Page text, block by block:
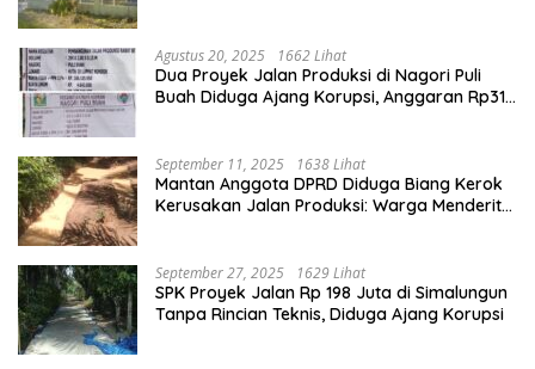
Agustus 20, 2025 1662 Lihat
Dua Proyek Jalan Produksi di Nagori Puli
Buah Diduga Ajang Korupsi, Anggaran Rp314
September 11, 2025 1638 Lihat
Mantan Anggota DPRD Diduga Biang Kerok
Kerusakan Jalan Produksi: Warga Menderita,
September 27, 2025 1629 Lihat
SPK Proyek Jalan Rp 198 Juta di Simalungun
Tanpa Rincian Teknis, Diduga Ajang Korupsi